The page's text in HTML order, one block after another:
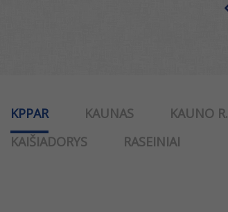
KPPAR KAUNAS KAUNO R.
KAIŠIADORYS
RASEINIAI